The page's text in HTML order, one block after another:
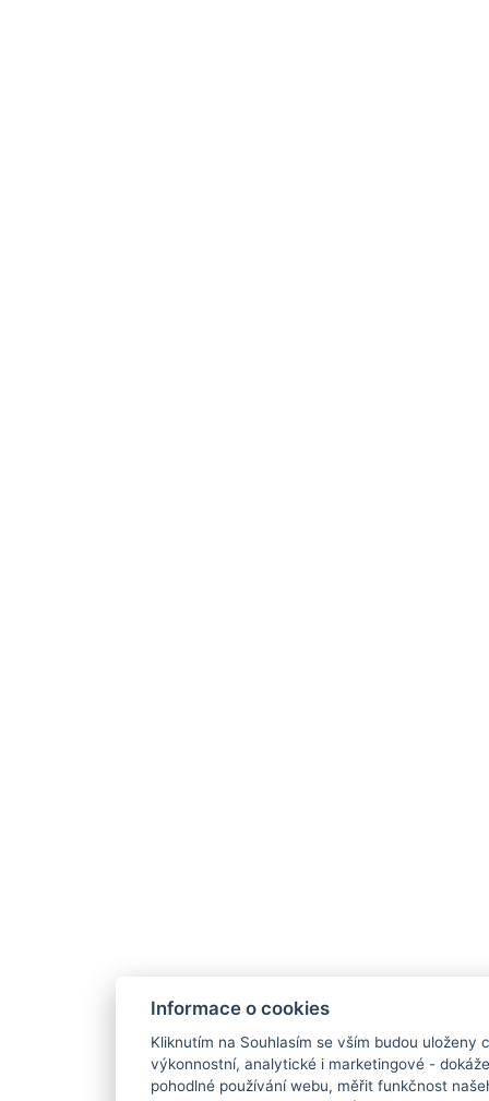
Informace o cookies
Kliknutím na Souhlasím se vším budou uloženy
výkonnostní, analytické i marketingové -
pohodlné používání webu, měřit funkčnost